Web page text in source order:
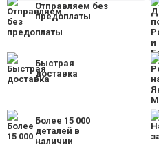
Отправляем без
предоплаты
Быстрая
доставка
Более 15 000
деталей в
наличии